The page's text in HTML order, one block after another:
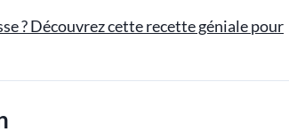
? Découvrez cette recette géniale pour